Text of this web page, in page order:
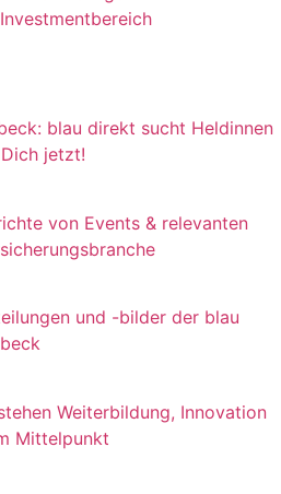
blau direkt sucht Heldinnen
jetzt!
von Events & relevanten
und -bilder der blau
Weiterbildung, Innovation
Mittelpunkt